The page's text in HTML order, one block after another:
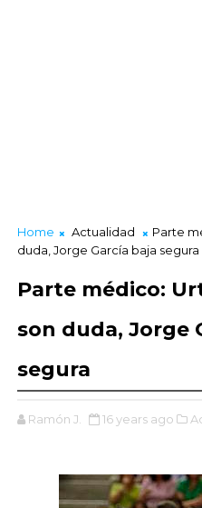
Home Actualidad
Parte
duda, Jorge García baja segura
Parte médico:
son duda, Jorge
segura
Ramón J. 16 years ago